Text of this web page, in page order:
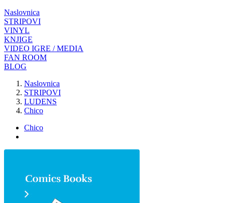
Naslovnica
STRIPOVI
VINYL
KNJIGE
VIDEO IGRE / MEDIA
FAN ROOM
BLOG
Naslovnica
STRIPOVI
LUDENS
Chico
Chico